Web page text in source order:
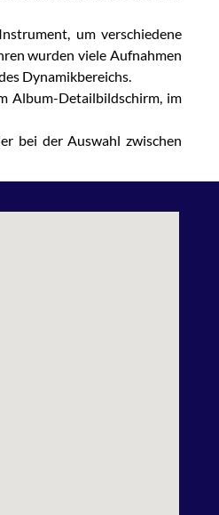
um verschiedene
wurden viele Aufnahmen
Dynamikbereichs.
Album-Detailbildschirm, im
bei der Auswahl zwischen